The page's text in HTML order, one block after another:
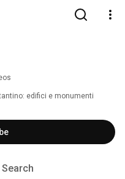
edifici e monumenti
Search